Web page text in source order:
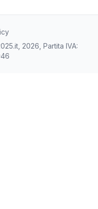
2026, Partita IVA: